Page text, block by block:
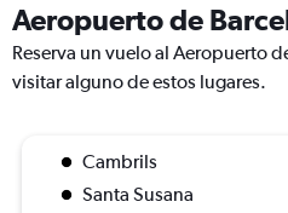
Aeropuerto de
Reserva un vuelo al Aeropuerto
visitar alguno de estos lugares.
Cambrils
Santa Susana